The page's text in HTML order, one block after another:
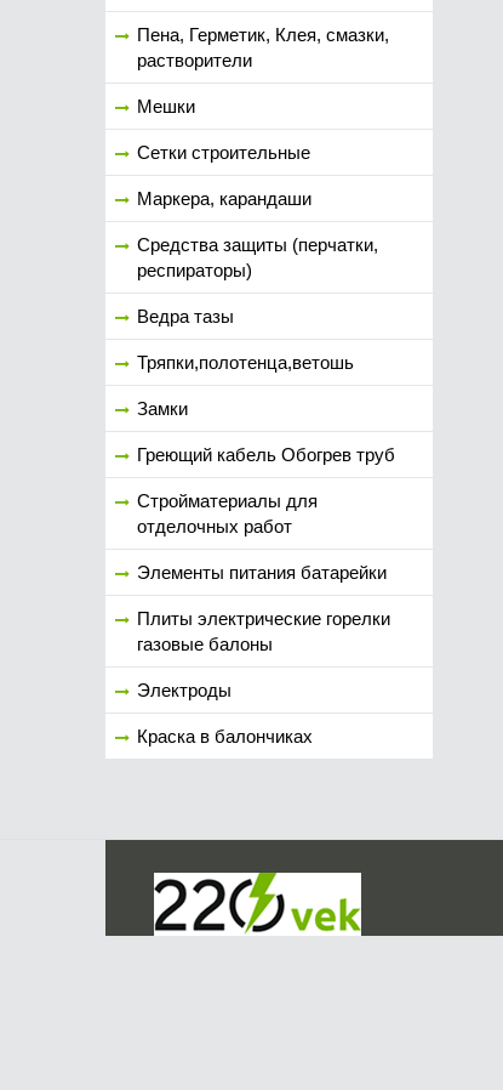
Пена, Герметик, Клея, смазки,
растворители
Мешки
Сетки строительные
Маркера, карандаши
Средства защиты (перчатки,
респираторы)
Ведра тазы
Тряпки,полотенца,ветошь
Замки
Греющий кабель Обогрев труб
Стройматериалы для
отделочных работ
Элементы питания батарейки
Плиты электрические горелки
газовые балоны
Электроды
Краска в балончиках